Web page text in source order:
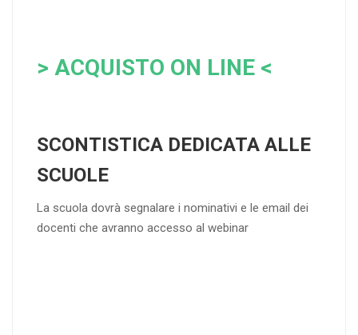
> ACQUISTO ON LINE <
SCONTISTICA DEDICATA ALLE
SCUOLE
La scuola dovrà segnalare i nominativi e le email dei
docenti che avranno accesso al webinar